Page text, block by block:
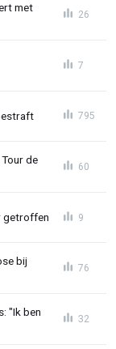
met
26
7
795
de
60
getroffen 9
bij
76
"Ik ben
32